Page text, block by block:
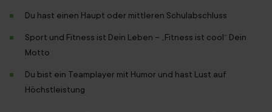
Du hast einen Haupt oder mittleren Schulabschluss
Sport und Fitness ist Dein Leben – „Fitness ist cool“ Dein
Motto
Du bist ein Teamplayer mit Humor und hast Lust auf
Höchstleistung